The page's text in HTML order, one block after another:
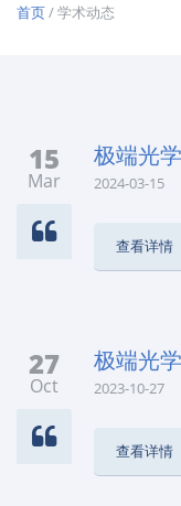
首页/ 学术动态
15
Mar
极端光
2024-03-15
查看详情
27
Oct
极端光
2023-10-27
查看详情